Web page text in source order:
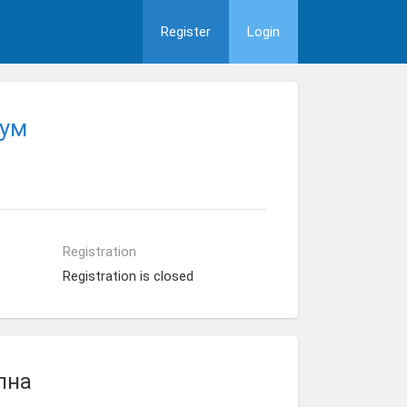
Register Login
Registration
Registration is closed